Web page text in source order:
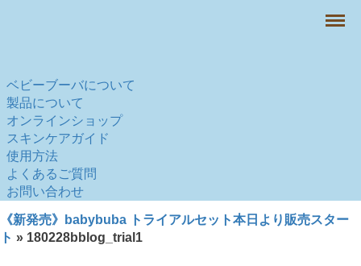
ベビーブーバについて
製品について
オンラインショップ
スキンケアガイド
使用方法
よくあるご質問
お問い合わせ
Menu
《新発売》babybuba トライアルセット本日より販売スター
ト » 180228bblog_trial1